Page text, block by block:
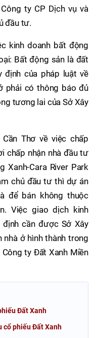
ty CP Dịch vụ và
đầu tư.
kinh doanh bất động
Bất động sản là đất
định của pháp luật về
phải có thông báo đủ
tương lai của Sở Xây
Cần Thơ về việc chấp
chấp nhận nhà đầu tư
Xanh-Cara River Park
chủ đầu tư thì dự án
để bán không thuộc
Việc giao dịch kinh
cần được Sở Xây
ở hình thành trong
ty Đất Xanh Miền
Đất Xanh
cổ phiếu Đất Xanh